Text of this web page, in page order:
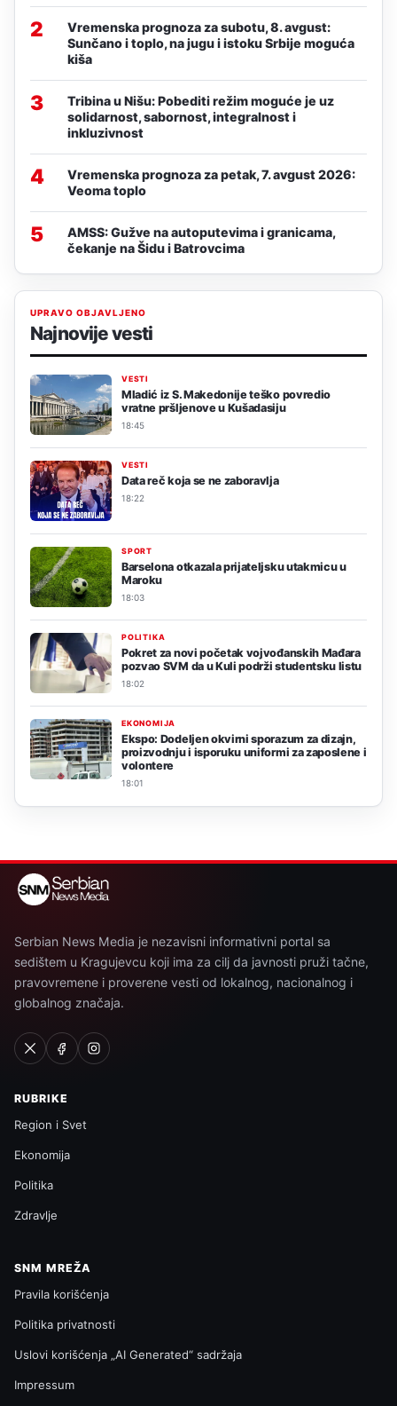
2
Vremenska prognoza za subotu, 8. avgust:
Sunčano i toplo, na jugu i istoku Srbije moguća
kiša
3
Tribina u Nišu: Pobediti režim moguće je uz
solidarnost, sabornost, integralnost i
inkluzivnost
4
Vremenska prognoza za petak, 7. avgust 2026:
Veoma toplo
5
AMSS: Gužve na autoputevima i granicama,
čekanje na Šidu i Batrovcima
UPRAVO OBJAVLJENO
Najnovije vesti
VESTI
Mladić iz S. Makedonije teško povredio
vratne pršljenove u Kušadasiju
18:45
VESTI
Data reč koja se ne zaboravlja
18:22
SPORT
Barselona otkazala prijateljsku utakmicu u
Maroku
18:03
POLITIKA
Pokret za novi početak vojvođanskih Mađara
pozvao SVM da u Kuli podrži studentsku listu
18:02
EKONOMIJA
Ekspo: Dodeljen okvirni sporazum za dizajn,
proizvodnju i isporuku uniformi za zaposlene i
volontere
18:01
Serbian News Media je nezavisni informativni portal sa
sedištem u Kragujevcu koji ima za cilj da javnosti pruži tačne,
pravovremene i proverene vesti od lokalnog, nacionalnog i
globalnog značaja.
RUBRIKE
Region i Svet
Ekonomija
Politika
Zdravlje
SNM MREŽA
Pravila korišćenja
Politika privatnosti
Uslovi korišćenja „AI Generated“ sadržaja
Impressum